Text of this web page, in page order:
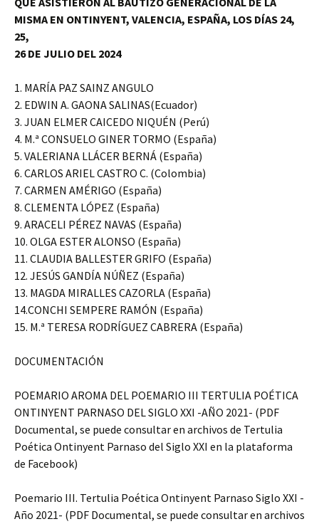
MISMA EN ONTINYENT, VALENCIA, ESPAÑA, LOS DÍAS 24,
25,
26 DE JULIO DEL 2024
1. MARÍA PAZ SAINZ ANGULO
2. EDWIN A. GAONA SALINAS(Ecuador)
3. JUAN ELMER CAICEDO NIQUÉN (Perú)
4. M.ª CONSUELO GINER TORMO (España)
5. VALERIANA LLÁCER BERNÁ (España)
6. CARLOS ARIEL CASTRO C. (Colombia)
7. CARMEN AMÉRIGO (España)
8. CLEMENTA LÓPEZ (España)
9. ARACELI PÉREZ NAVAS (España)
10. OLGA ESTER ALONSO (España)
11. CLAUDIA BALLESTER GRIFO (España)
12. JESÚS GANDÍA NÚÑEZ (España)
13. MAGDA MIRALLES CAZORLA (España)
14.CONCHI SEMPERE RAMÓN (España)
15. M.ª TERESA RODRÍGUEZ CABRERA (España)
DOCUMENTACIÓN
POEMARIO AROMA DEL POEMARIO III TERTULIA POÉTICA
ONTINYENT PARNASO DEL SIGLO XXI -AÑO 2021- (PDF
Documental, se puede consultar en archivos de Tertulia
Poética Ontinyent Parnaso del Siglo XXI en la plataforma
de Facebook)
Poemario III. Tertulia Poética Ontinyent Parnaso Siglo XXI -
Año 2021- (PDF Documental, se puede consultar en archivos